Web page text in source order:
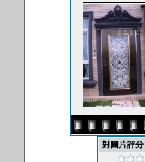
對圖片評分